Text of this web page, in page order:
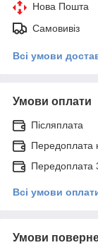
Нова Пошта
Самовивіз
Всі умови
Умови оплати
Післяплата
Передоплата
Передоплата
Всі умови
Умови